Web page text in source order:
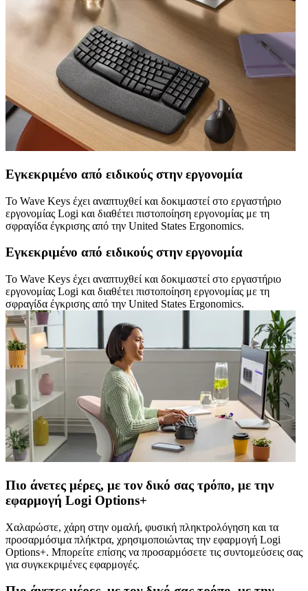
Εγκεκριμένο από ειδικούς στην εργονομία
Το Wave Keys έχει αναπτυχθεί και δοκιμαστεί στο εργαστήριο
εργονομίας Logi και διαθέτει πιστοποίηση εργονομίας με τη
σφραγίδα έγκρισης από την United States Ergonomics.
Εγκεκριμένο από ειδικούς στην εργονομία
Το Wave Keys έχει αναπτυχθεί και δοκιμαστεί στο εργαστήριο
εργονομίας Logi και διαθέτει πιστοποίηση εργονομίας με τη
σφραγίδα έγκρισης από την United States Ergonomics.
Πιο άνετες μέρες, με τον δικό σας τρόπο, με την
εφαρμογή Logi Options+
Χαλαρώστε, χάρη στην ομαλή, φυσική πληκτρολόγηση και τα
προσαρμόσιμα πλήκτρα, χρησιμοποιώντας την εφαρμογή Logi
Options+. Μπορείτε επίσης να προσαρμόσετε τις συντομεύσεις σας
για συγκεκριμένες εφαρμογές.